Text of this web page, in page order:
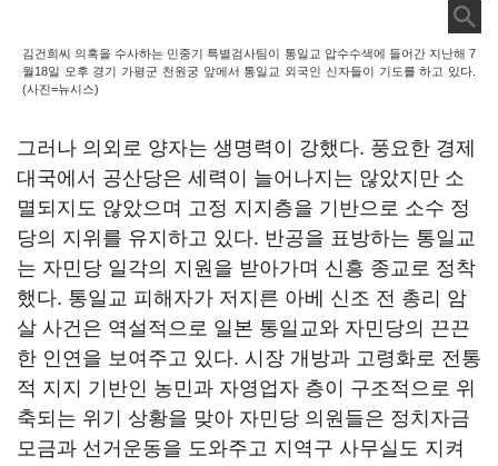
김건희씨 의혹을 수사하는 민중기 특별검사팀이 통일교 압수수색에 들어간 지난해 7
월18일 오후 경기 가평군 천원궁 앞에서 통일교 외국인 신자들이 기도를 하고 있다.
(사진=뉴시스)
그러나 의외로 양자는 생명력이 강했다. 풍요한 경제
대국에서 공산당은 세력이 늘어나지는 않았지만 소
멸되지도 않았으며 고정 지지층을 기반으로 소수 정
당의 지위를 유지하고 있다. 반공을 표방하는 통일교
는 자민당 일각의 지원을 받아가며 신흥 종교로 정착
했다. 통일교 피해자가 저지른 아베 신조 전 총리 암
살 사건은 역설적으로 일본 통일교와 자민당의 끈끈
한 인연을 보여주고 있다. 시장 개방과 고령화로 전통
적 지지 기반인 농민과 자영업자 층이 구조적으로 위
축되는 위기 상황을 맞아 자민당 의원들은 정치자금
모금과 선거운동을 도와주고 지역구 사무실도 지켜